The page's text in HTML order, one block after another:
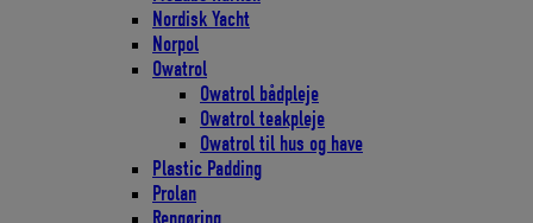
Nordisk Yacht
Norpol
Owatrol
Owatrol bådpleje
Owatrol teakpleje
Owatrol til hus og have
Plastic Padding
Prolan